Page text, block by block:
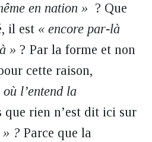
en nation » ? Que
il est « encore par-là
» ? Par la forme et non
cette raison,
l’entend la
que rien n’est dit ici sur
» ? Parce que la